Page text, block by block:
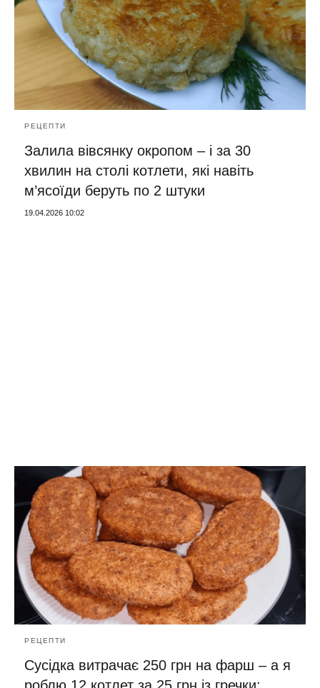
РЕЦЕПТИ
Залила вівсянку окропом – і за 30
хвилин на столі котлети, які навіть
м’ясоїди беруть по 2 штуки
19.04.2026 10:02
РЕЦЕПТИ
Сусідка витрачає 250 грн на фарш – а я